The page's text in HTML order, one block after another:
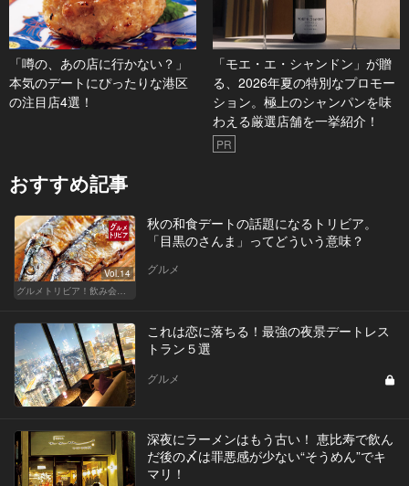
「噂の、あの店に行かない？」
本気のデートにぴったりな港区
の注目店4選！
「モエ・エ・シャンドン」が贈
る、2026年夏の特別なプロモー
ション。極上のシャンパンを味
わえる厳選店舗を一挙紹介！
PR
おすすめ記事
Vol.14
グルメトリビア！飲み会やデートで会話のネタになるQ＆A
秋の和食デートの話題になるトリビア。
「目黒のさんま」ってどういう意味？
グルメ
これは恋に落ちる！最強の夜景デートレス
トラン５選
グルメ
深夜にラーメンはもう古い！ 恵比寿で飲ん
だ後の〆は罪悪感が少ない“そうめん”でキ
マリ！